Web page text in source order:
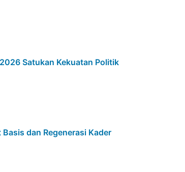
Satukan Kekuatan Politik
dan Regenerasi Kader